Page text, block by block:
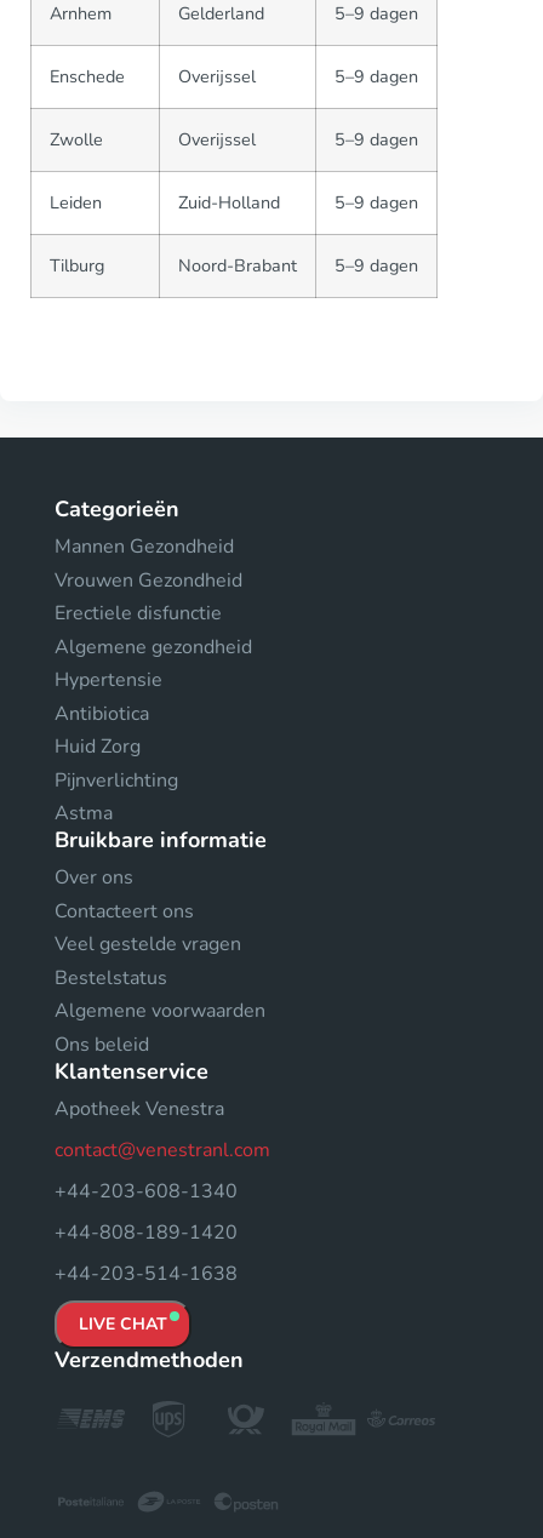
Arnhem Gelderland 5–9 dagen
Enschede Overijssel 5–9 dagen
Zwolle Overijssel 5–9 dagen
Leiden Zuid-Holland 5–9 dagen
Tilburg Noord-Brabant 5–9 dagen
Categorieën
Mannen Gezondheid
Vrouwen Gezondheid
Erectiele disfunctie
Algemene gezondheid
Hypertensie
Antibiotica
Huid Zorg
Pijnverlichting
Astma
Bruikbare informatie
Over ons
Contacteert ons
Veel gestelde vragen
Bestelstatus
Algemene voorwaarden
Ons beleid
Klantenservice
Apotheek Venestra
contact@venestranl.com
+44-203-608-1340
+44-808-189-1420
+44-203-514-1638
LIVE CHAT
Verzendmethoden